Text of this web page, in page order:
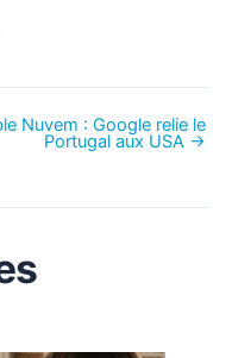
Nuvem : Google relie le
Portugal aux USA →